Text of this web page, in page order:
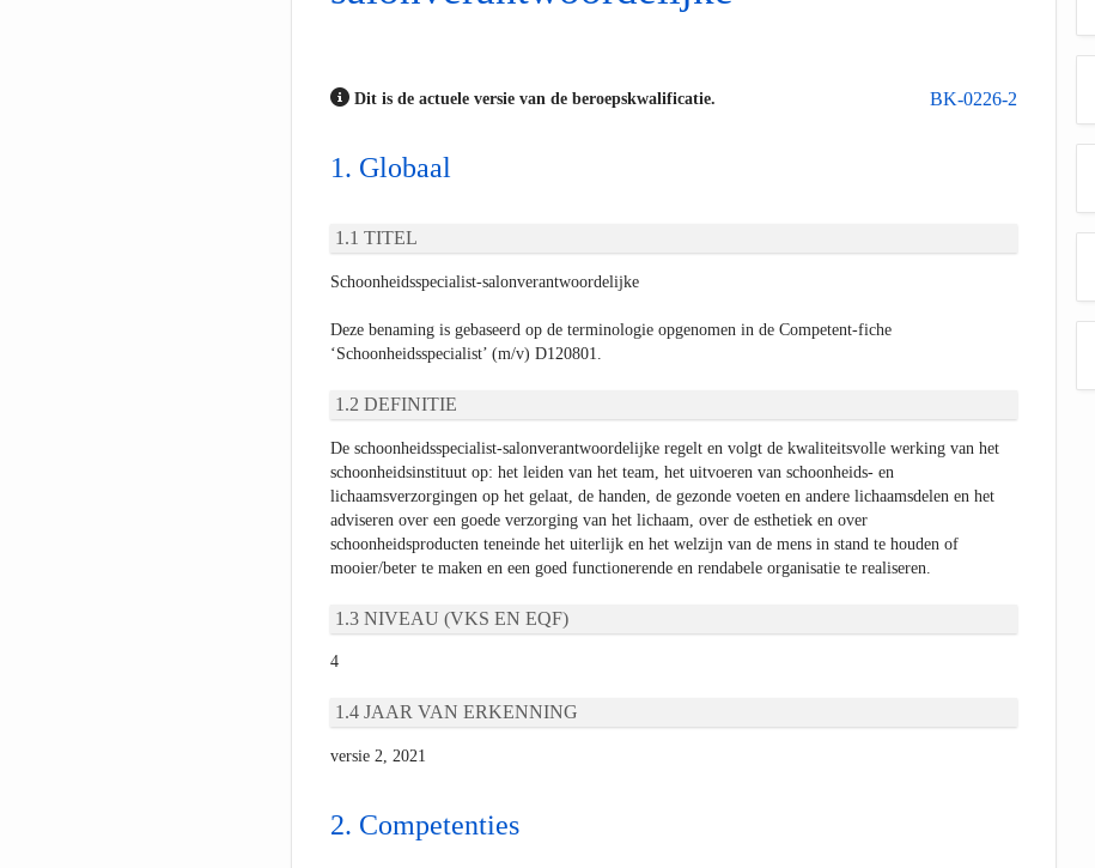
BK-0226-2
Dit is de actuele versie van de beroepskwalificatie.
Globaal
TITEL
Schoonheidsspecialist-salonverantwoordelijke
Deze benaming is gebaseerd op de terminologie opgenomen in de Competent-fiche
‘Schoonheidsspecialist’ (m/v) D120801.
DEFINITIE
De schoonheidsspecialist-salonverantwoordelijke regelt en volgt de kwaliteitsvolle werking van het
schoonheidsinstituut op: het leiden van het team, het uitvoeren van schoonheids- en
lichaamsverzorgingen op het gelaat, de handen, de gezonde voeten en andere lichaamsdelen en het
adviseren over een goede verzorging van het lichaam, over de esthetiek en over
schoonheidsproducten teneinde het uiterlijk en het welzijn van de mens in stand te houden of
mooier/beter te maken en een goed functionerende en rendabele organisatie te realiseren.
NIVEAU (VKS EN EQF)
4
JAAR VAN ERKENNING
versie 2, 2021
Competenties